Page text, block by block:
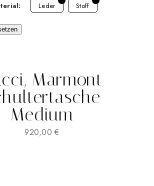
Leder Stoff
Marmont
Medium
920,00€